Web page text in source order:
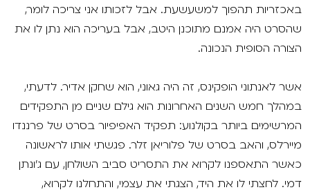
באכזריות תהפוך למשעשעת. אבל לזכותו אני צריכה לומר,
שהסרט היה אמנם מתוכנן היטב, אבל בעריכה הוא נתן לו את
הצורה הסופית הנכונה.
אשר לאנתוני הופקינס, זה היה גאוני, הוא שחקן אדיר. לדעתי,
במהלך חמש השנים האחרונות הוא גילם שניים מן התפקידים
המרשימים ביותר בקולנוע: תפקיד האפיפיור בסרט של פרננדו
מיירלס, והאב בסרט של פלוריאן זלר. פגשתי אותו לראשונה
כאשר התאספנו לקרוא את התסריט סביב השולחן, עם ג'ונתן
דמי. לחצתי לו את היד, הצגתי את עצמי, והתחלנו לקרוא,